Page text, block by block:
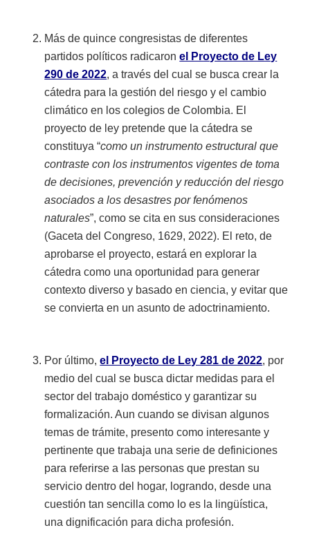
Más de quince congresistas de diferentes
partidos políticos radicaronel Proyecto de Ley
290 de 2022, a través del cual se busca crear la
cátedra para la gestión del riesgo y el cambio
climático en los colegios de Colombia. El
proyecto de ley pretende que la cátedra se
constituya “como un instrumento estructural que
contraste con los instrumentos vigentes de toma
de decisiones, prevención y reducción del riesgo
asociados a los desastres por fenómenos
naturales”, como se cita en sus consideraciones
(Gaceta del Congreso, 1629, 2022). El reto, de
aprobarse el proyecto, estará en explorar la
cátedra como una oportunidad para generar
contexto diverso y basado en ciencia, y evitar que
se convierta en un asunto de adoctrinamiento.
Por último,el Proyecto de Ley 281 de 2022, por
medio del cual se busca dictar medidas para el
sector del trabajo doméstico y garantizar su
formalización. Aun cuando se divisan algunos
temas de trámite, presento como interesante y
pertinente que trabaja una serie de definiciones
para referirse a las personas que prestan su
servicio dentro del hogar, logrando, desde una
cuestión tan sencilla como lo es la lingüística,
una dignificación para dicha profesión.